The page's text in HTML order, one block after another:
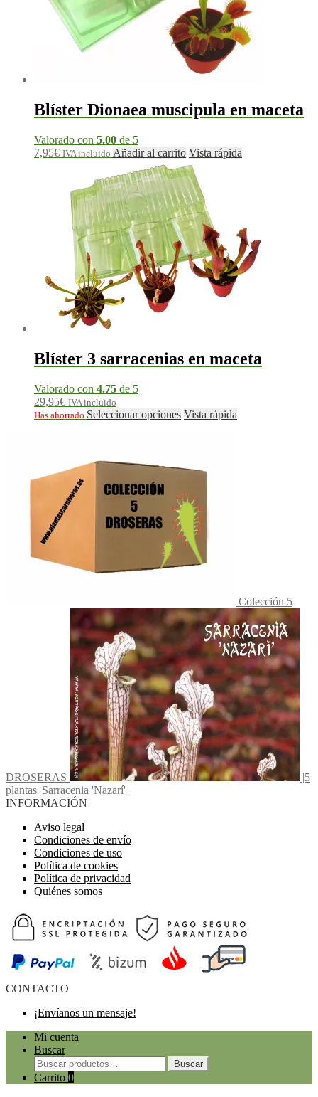
Blíster Dionaea muscipula en maceta
Valorado con 5.00 de 5
7,95€ IVA incluido Añadir al carrito Vista rápida
Blíster 3 sarracenias en maceta
Valorado con 4.75 de 5
29,95€ IVA incluido
Has ahorrado Seleccionar opciones Vista rápida
Colección 5
DROSERAS
|5
plantas| Sarracenia 'Nazarí'
INFORMACIÓN
Aviso legal
Condiciones de envío
Condiciones de uso
Política de cookies
Política de privacidad
Quiénes somos
CONTACTO
¡Envíanos un mensaje!
Mi cuenta
Buscar
Buscar
Carrito 0